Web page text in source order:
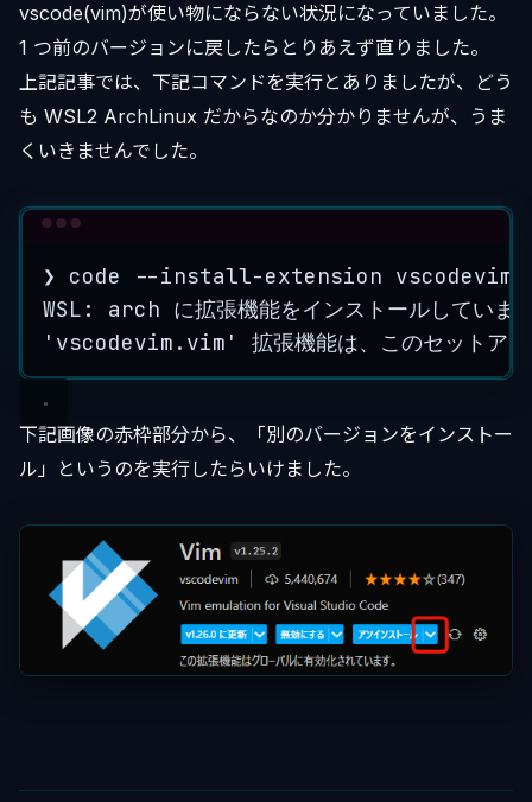
vscode(vim)が使い物にならない状況になっていました。
1 つ前のバージョンに戻したらとりあえず直りました。
上記記事では、下記コマンドを実行とありましたが、どう
も WSL2 ArchLinux だからなのか分かりませんが、うま
くいきませんでした。
❯ code --install-extension
WSL:
arch に拡張機能をインストールしてい
'vscodevim.vim'
拡張機能は、このセットア
下記画像の赤枠部分から、「別のバージョンをインストー
ル」というのを実行したらいけました。